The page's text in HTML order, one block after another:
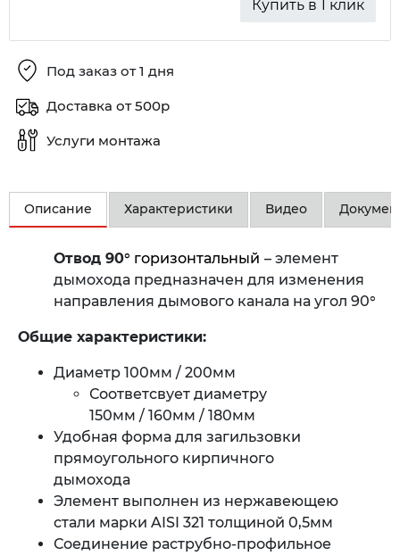
Купить в 1 клик
Под заказ от 1 дня
Доставка от 500р
Услуги монтажа
Описание Характеристики Видео
Отвод 90° горизонтальный – элемент
дымохода предназначен для изменения
направления дымового канала на угол 90°
Общие характеристики:
Диаметр 100мм / 200мм
Соответсвует диаметру
150мм / 160мм / 180мм
Удобная форма для загильзовки
прямоугольного кирпичного
дымохода
Элемент выполнен из нержавеющею
стали марки AISI 321 толщиной 0,5мм
Соединение раструбно-профильное